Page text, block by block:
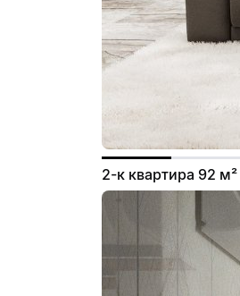
2-к квартира 92 м²